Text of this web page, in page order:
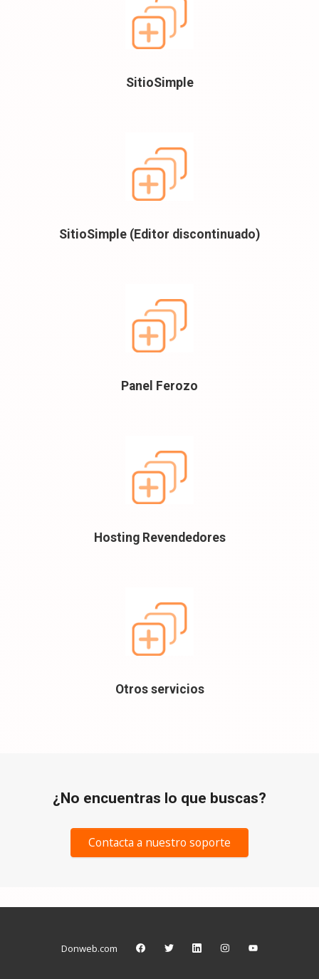
SitioSimple
SitioSimple (Editor discontinuado)
Panel Ferozo
Hosting Revendedores
Otros servicios
¿No encuentras lo que buscas?
Contacta a nuestro soporte
Donweb.com